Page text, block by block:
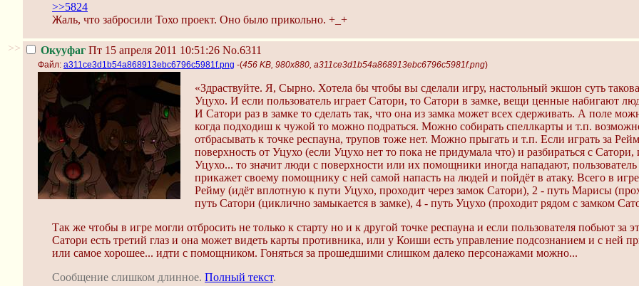
>>5824
Жаль, что забросили Тохо проект. Оно было прикольно. +_+
>> Окууфаг Пт 15 апреля 2011 10:51:26 No.6311
Файл: a311ce3d1b54a868913ebc6796c5981f.png -(456 KB, 980x880, a311ce3d1b54a868913ebc6796c5981f.png)
«Здраствуйте. Я, Сырно. Хотела бы чтобы вы сделали игру, настольный экшон суть
Уцухо. И если пользователь играет Сатори, то Сатори в замке, вещи ценные набигают
И Сатори раз в замке то сделать так, что она из замка может всех сдерживать. А поле
когда подходиш к чужой то можно подраться. Можно собирать спеллкарты и т.п.
отбрасывать к точке респауна, трупов тоже нет. Можно прыгать и т.п. Если играть за
поверхность от Уцухо (если Уцухо нет то пока не придумала что) и разбираться с
Уцухо... то значит люди с поверхности или их помощники иногда нападают,
прикажет своему помощнику с ней самой напасть на людей и пойдёт в атаку. Всего в
Рейму (идёт вплотную к пути Уцухо, проходит через замок Сатори), 2 - путь Марисы
путь Сатори (циклично замыкается в замке), 4 - путь Уцухо (проходит рядом с замком
Так же чтобы в игре могли отбросить не только к старту но и к другой точке респауна и если пользователя побьют за
Сатори есть третий глаз и она может видеть карты противника, или у Коиши есть управление подсознанием и с ней
или самое хорошее... идти с помощником. Гоняться за прошедшими слишком далеко персонажами можно...
Сообщение слишком длинное. Полный текст.